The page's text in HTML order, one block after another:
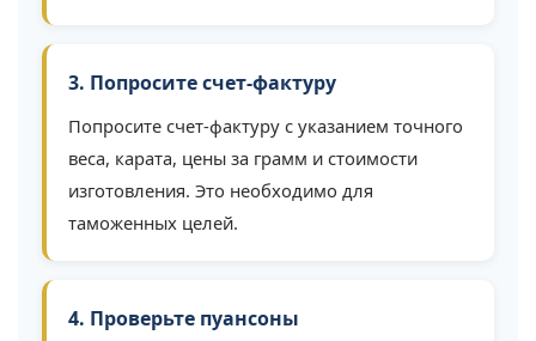
3. Попросите счет-фактуру
Попросите счет-фактуру с указанием точного
веса, карата, цены за грамм и стоимости
изготовления. Это необходимо для
таможенных целей.
4. Проверьте пуансоны